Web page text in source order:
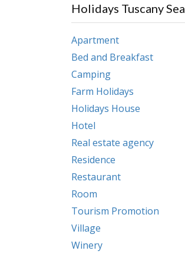
Holidays Tuscany Sea
Apartment
Bed and Breakfast
Camping
Farm Holidays
Holidays House
Hotel
Real estate agency
Residence
Restaurant
Room
Tourism Promotion
Village
Winery